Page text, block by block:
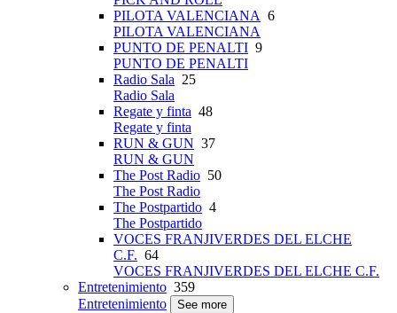
PILOTA VALENCIANA 6
PILOTA VALENCIANA
PUNTO DE PENALTI 9
PUNTO DE PENALTI
Radio Sala 25
Radio Sala
Regate y finta 48
Regate y finta
RUN & GUN 37
RUN & GUN
The Post Radio 50
The Post Radio
The Postpartido 4
The Postpartido
VOCES FRANJIVERDES DEL ELCHE
C.F. 64
VOCES FRANJIVERDES DEL ELCHE C.F.
Entretenimiento 359
Entretenimiento
See more